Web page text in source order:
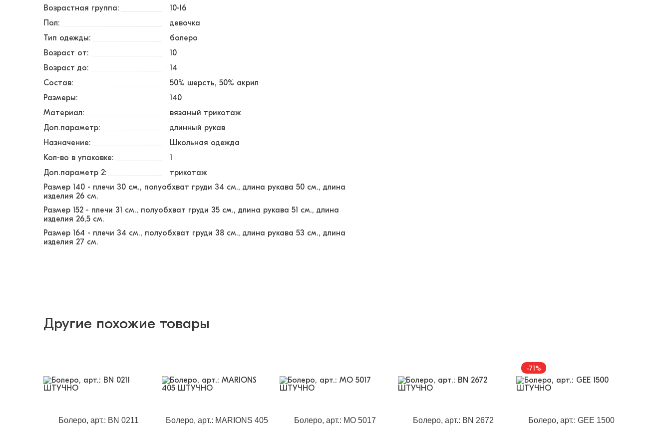
Возрастная группа:
10-16
Пол:
девочка
Тип одежды:
болеро
Возраст от:
10
Возраст до:
14
Состав:
50% шерсть, 50% акрил
Размеры:
140
Материал:
вязаный трикотаж
Доп.параметр:
длинный рукав
Назначение:
Школьная одежда
Кол-во в упаковке:
1
Доп.параметр 2:
трикотаж
Размер 140 - плечи 30 см., полуобхват груди 34 см., длина рукава 50 см., длина
изделия 26 см.
Размер 152 - плечи 31 см., полуобхват груди 35 см., длина рукава 51 см., длина
изделия 26,5 см.
Размер 164 - плечи 34 см., полуобхват груди 38 см., длина рукава 53 см., длина
изделия 27 см.
Другие похожие товары
Болеро, арт.: BN 0211
Болеро, арт.: MARIONS 405
Болеро, арт.: MO 5017
Болеро, арт.: BN 2672
-71%
Болеро, арт.: GEE 1500